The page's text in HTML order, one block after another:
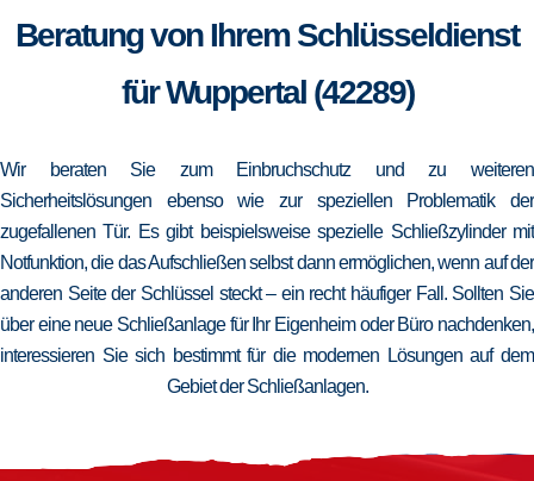
Beratung von Ihrem Schlüsseldienst
für Wuppertal (42289)
Wir beraten Sie zum Einbruchschutz und zu weiteren
Sicherheitslösungen ebenso wie zur speziellen Problematik der
zugefallenen Tür. Es gibt beispielsweise spezielle Schließzylinder mit
Notfunktion, die das Aufschließen selbst dann ermöglichen, wenn auf der
anderen Seite der Schlüssel steckt – ein recht häufiger Fall. Sollten Sie
über eine neue Schließanlage für Ihr Eigenheim oder Büro nachdenken,
interessieren Sie sich bestimmt für die modernen Lösungen auf dem
Gebiet der Schließanlagen.